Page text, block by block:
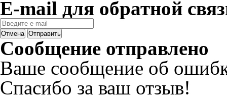
E-mail для обратной
Отмена Отправить
Сообщение отправлено
Ваше сообщение об
Спасибо за ваш отзыв!